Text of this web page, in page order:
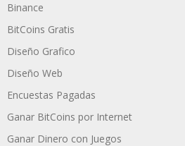
Binance
BitCoins Gratis
Diseño Grafico
Diseño Web
Encuestas Pagadas
Ganar BitCoins por Internet
Ganar Dinero con Juegos